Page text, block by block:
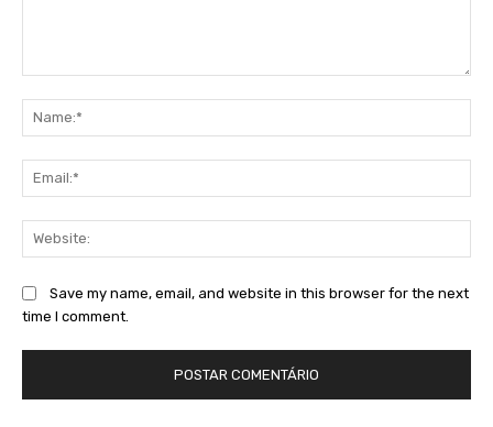
Save my name, email, and website in this browser for the next
time I comment.